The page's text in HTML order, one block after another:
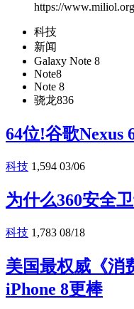
https://
科技
新闻
Galaxy Note 8
Note8
Note 8
骁龙836
64位!谷歌Nexus
科技 1,594 03/06
为什么360安全
科技 1,783 08/18
美国最权威《消
iPhone 8更棒